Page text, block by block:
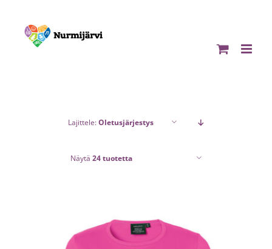
content
Lajittele:Oletusjärjestys
Näytä 24 tuotetta